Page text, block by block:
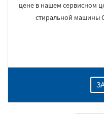
цене в нашем сервисном
стиральной машины